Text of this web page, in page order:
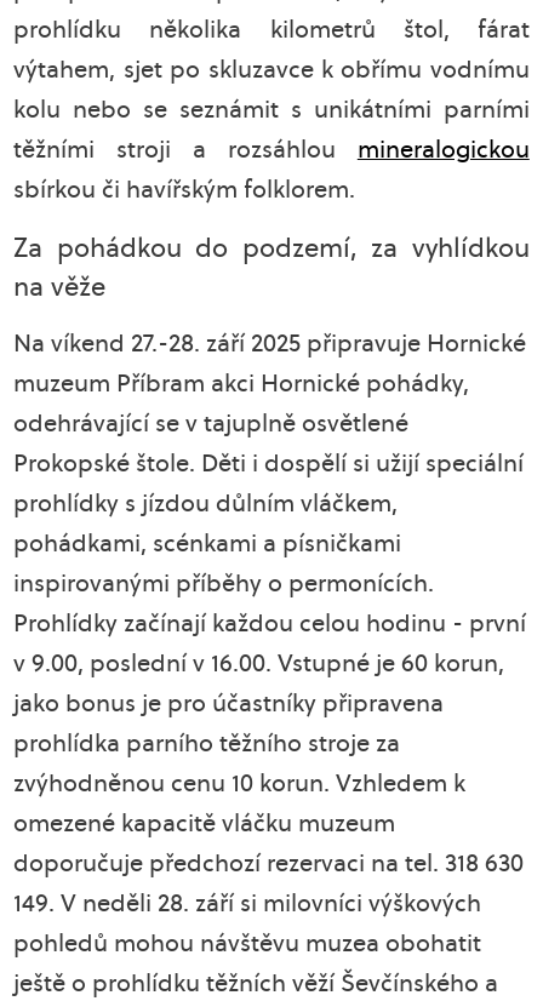
prohlídku několika kilometrů štol, fárat
výtahem, sjet po skluzavce k obřímu vodnímu
kolu nebo se seznámit s unikátními parními
těžními stroji a rozsáhlou mineralogickou
sbírkou či havířským folklorem.
Za pohádkou do podzemí, za vyhlídkou
na věže
Na víkend 27.-28. září 2025 připravuje Hornické
muzeum Příbram akci Hornické pohádky,
odehrávající se v tajuplně osvětlené
Prokopské štole. Děti i dospělí si užijí speciální
prohlídky s jízdou důlním vláčkem,
pohádkami, scénkami a písničkami
inspirovanými příběhy o permonících.
Prohlídky začínají každou celou hodinu - první
v 9.00, poslední v 16.00. Vstupné je 60 korun,
jako bonus je pro účastníky připravena
prohlídka parního těžního stroje za
zvýhodněnou cenu 10 korun. Vzhledem k
omezené kapacitě vláčku muzeum
doporučuje předchozí rezervaci na tel. 318 630
149. V neděli 28. září si milovníci výškových
pohledů mohou návštěvu muzea obohatit
ještě o prohlídku těžních věží Ševčínského a